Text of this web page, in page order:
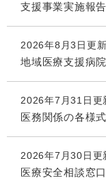
支援事業実施報
2026年8月3日更新
地域医療支援病
2026年7月31日更
医務関係の各様
2026年7月30日更
医療安全相談窓